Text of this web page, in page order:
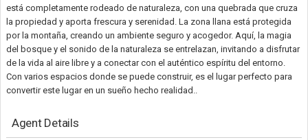
está completamente rodeado de naturaleza, con una quebrada que cruza
la propiedad y aporta frescura y serenidad. La zona llana está protegida
por la montaña, creando un ambiente seguro y acogedor. Aquí, la magia
del bosque y el sonido de la naturaleza se entrelazan, invitando a disfrutar
de la vida al aire libre y a conectar con el auténtico espíritu del entorno.
Con varios espacios donde se puede construir, es el lugar perfecto para
convertir este lugar en un sueño hecho realidad..
Agent Details